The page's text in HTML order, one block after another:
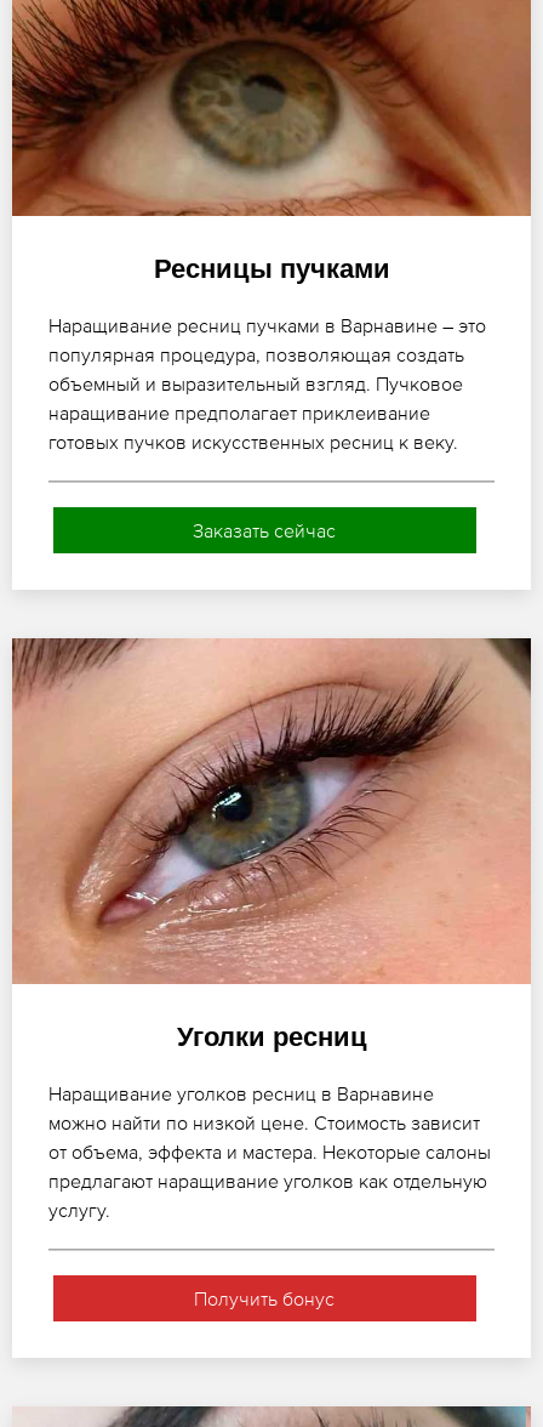
Ресницы пучками
Наращивание ресниц пучками в Варнавине – это
популярная процедура, позволяющая создать
объемный и выразительный взгляд. Пучковое
наращивание предполагает приклеивание
готовых пучков искусственных ресниц к веку.
Заказать сейчас
Уголки ресниц
Наращивание уголков ресниц в Варнавине
можно найти по низкой цене. Стоимость зависит
от объема, эффекта и мастера. Некоторые салоны
предлагают наращивание уголков как отдельную
услугу.
Получить бонус